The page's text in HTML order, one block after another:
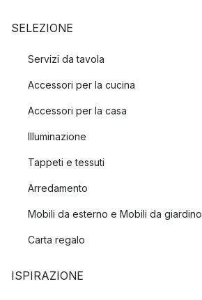
SELEZIONE
Servizi da tavola
Accessori per la cucina
Accessori per la casa
Illuminazione
Tappeti e tessuti
Arredamento
Mobili da esterno e Mobili da giardino
Carta regalo
ISPIRAZIONE